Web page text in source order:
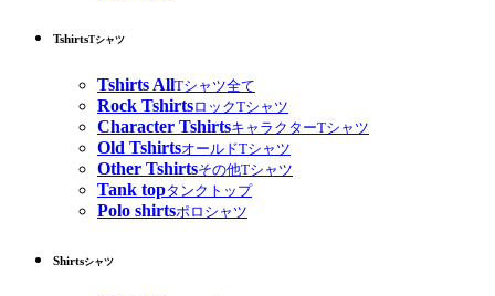
TshirtsTシャツ
Tshirts AllTシャツ全て
Rock TshirtsロックTシャツ
Character TshirtsキャラクターTシャツ
Old TshirtsオールドTシャツ
Other Tshirtsその他Tシャツ
Tank topタンクトップ
Polo shirtsポロシャツ
Shirtsシャツ